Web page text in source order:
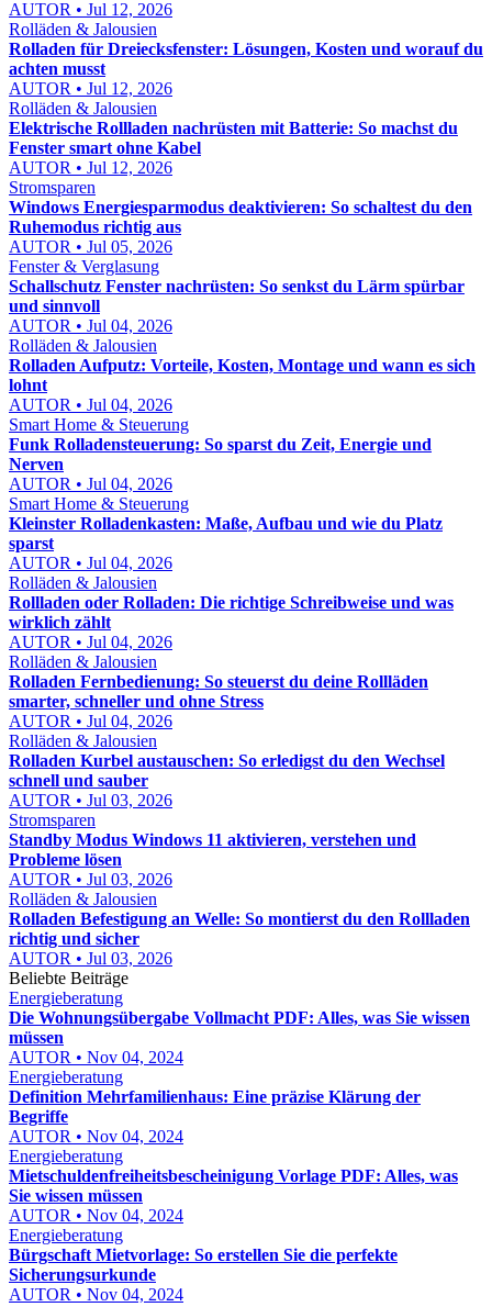
AUTOR • Jul 12, 2026
Rolläden & Jalousien
Rolladen für Dreiecksfenster: Lösungen, Kosten und worauf du
achten musst
AUTOR • Jul 12, 2026
Rolläden & Jalousien
Elektrische Rollladen nachrüsten mit Batterie: So machst du
Fenster smart ohne Kabel
AUTOR • Jul 12, 2026
Stromsparen
Windows Energiesparmodus deaktivieren: So schaltest du den
Ruhemodus richtig aus
AUTOR • Jul 05, 2026
Fenster & Verglasung
Schallschutz Fenster nachrüsten: So senkst du Lärm spürbar
und sinnvoll
AUTOR • Jul 04, 2026
Rolläden & Jalousien
Rolladen Aufputz: Vorteile, Kosten, Montage und wann es sich
lohnt
AUTOR • Jul 04, 2026
Smart Home & Steuerung
Funk Rolladensteuerung: So sparst du Zeit, Energie und
Nerven
AUTOR • Jul 04, 2026
Smart Home & Steuerung
Kleinster Rolladenkasten: Maße, Aufbau und wie du Platz
sparst
AUTOR • Jul 04, 2026
Rolläden & Jalousien
Rollladen oder Rolladen: Die richtige Schreibweise und was
wirklich zählt
AUTOR • Jul 04, 2026
Rolläden & Jalousien
Rolladen Fernbedienung: So steuerst du deine Rollläden
smarter, schneller und ohne Stress
AUTOR • Jul 04, 2026
Rolläden & Jalousien
Rolladen Kurbel austauschen: So erledigst du den Wechsel
schnell und sauber
AUTOR • Jul 03, 2026
Stromsparen
Standby Modus Windows 11 aktivieren, verstehen und
Probleme lösen
AUTOR • Jul 03, 2026
Rolläden & Jalousien
Rolladen Befestigung an Welle: So montierst du den Rollladen
richtig und sicher
AUTOR • Jul 03, 2026
Beliebte Beiträge
Energieberatung
Die Wohnungsübergabe Vollmacht PDF: Alles, was Sie wissen
müssen
AUTOR • Nov 04, 2024
Energieberatung
Definition Mehrfamilienhaus: Eine präzise Klärung der
Begriffe
AUTOR • Nov 04, 2024
Energieberatung
Mietschuldenfreiheitsbescheinigung Vorlage PDF: Alles, was
Sie wissen müssen
AUTOR • Nov 04, 2024
Energieberatung
Bürgschaft Mietvorlage: So erstellen Sie die perfekte
Sicherungsurkunde
AUTOR • Nov 04, 2024